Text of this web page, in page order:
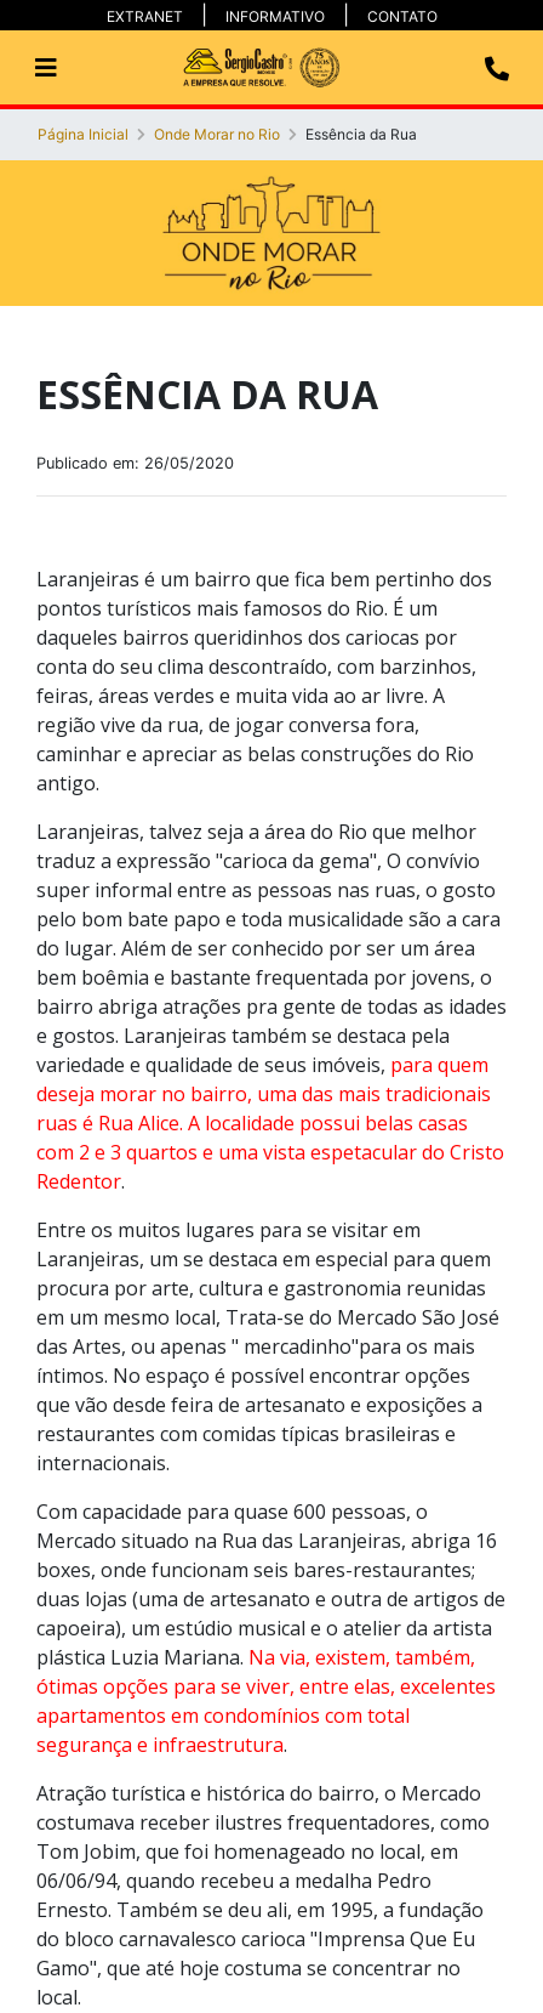
EXTRANET INFORMATIVO CONTATO
Página Inicial Onde Morar no Rio Essência da Rua
ESSÊNCIA DA RUA
Publicado em: 26/05/2020
Laranjeiras é um bairro que fica bem pertinho dos
pontos turísticos mais famosos do Rio. É um
daqueles bairros queridinhos dos cariocas por
conta do seu clima descontraído, com barzinhos,
feiras, áreas verdes e muita vida ao ar livre. A
região vive da rua, de jogar conversa fora,
caminhar e apreciar as belas construções do Rio
antigo.
Laranjeiras, talvez seja a área do Rio que melhor
traduz a expressão "carioca da gema", O convívio
super informal entre as pessoas nas ruas, o gosto
pelo bom bate papo e toda musicalidade são a cara
do lugar. Além de ser conhecido por ser um área
bem boêmia e bastante frequentada por jovens, o
bairro abriga atrações pra gente de todas as idades
e gostos. Laranjeiras também se destaca pela
variedade e qualidade de seus imóveis, para quem
deseja morar no bairro, uma das mais tradicionais
ruas é Rua Alice. A localidade possui belas casas
com 2 e 3 quartos e uma vista espetacular do Cristo
Redentor.
Entre os muitos lugares para se visitar em
Laranjeiras, um se destaca em especial para quem
procura por arte, cultura e gastronomia reunidas
em um mesmo local, Trata-se do Mercado São José
das Artes, ou apenas " mercadinho"para os mais
íntimos. No espaço é possível encontrar opções
que vão desde feira de artesanato e exposições a
restaurantes com comidas típicas brasileiras e
internacionais.
Com capacidade para quase 600 pessoas, o
Mercado situado na Rua das Laranjeiras, abriga 16
boxes, onde funcionam seis bares-restaurantes;
duas lojas (uma de artesanato e outra de artigos de
capoeira), um estúdio musical e o atelier da artista
plástica Luzia Mariana. Na via, existem, também,
ótimas opções para se viver, entre elas, excelentes
apartamentos em condomínios com total
segurança e infraestrutura.
Atração turística e histórica do bairro, o Mercado
costumava receber ilustres frequentadores, como
Tom Jobim, que foi homenageado no local, em
06/06/94, quando recebeu a medalha Pedro
Ernesto. Também se deu ali, em 1995, a fundação
do bloco carnavalesco carioca "Imprensa Que Eu
Gamo", que até hoje costuma se concentrar no
local.